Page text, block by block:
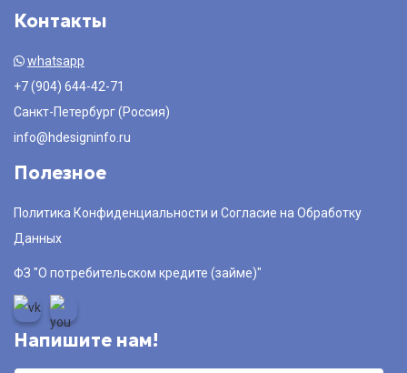
Контакты
whatsapp
+7 (904) 644-42-71
Санкт-Петербург (Россия)
info@hdesigninfo.ru
Полезное
Политика Конфиденциальности и Согласие на Обработку
Данных
ФЗ "О потребительском кредите (займе)"
Напишите нам!